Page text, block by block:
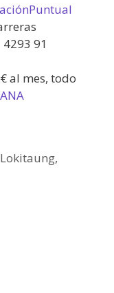
91
al mes, todo
Lokitaung,